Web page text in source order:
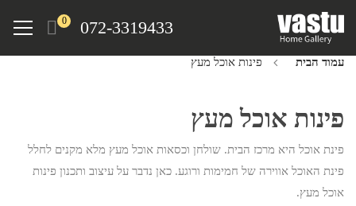
072-3319433
0
Menu
עמוד הבית פינות אוכל מעץ
פינות אוכל מעץ
פינת אוכל היא מרכז הבית. שולחן וכסאות אוכל מעץ מלא מקנים לחלל
פינת האוכל אווירה של חמימות ורוגע. כאן נדבר על עיצוב ותכנון פינות
אוכל מעץ.